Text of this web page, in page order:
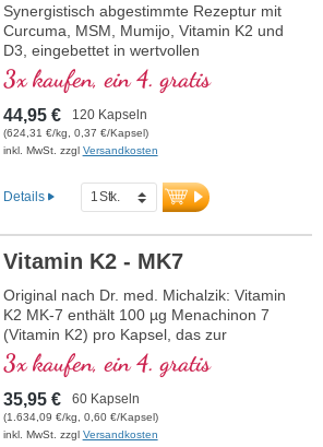
Synergistisch abgestimmte Rezeptur mit
Curcuma, MSM, Mumijo, Vitamin K2 und
D3, eingebettet in wertvollen
Phospholipiden. Sango-Koralle mit
Magnesium und Calcium, welches zum
Erhalt normaler Knochen beiträgt.
3x kaufen, ein 4. gratis
44,95 € 120 Kapseln
(624,31 €/kg, 0,37 €/Kapsel)
inkl. MwSt. zzgl Versandkosten
Details
Vitamin K2 - MK7
Original nach Dr. med. Michalzik: Vitamin
K2 MK-7 enthält 100 µg Menachinon 7
(Vitamin K2) pro Kapsel, das zur
Aufrechterhaltung normaler Knochen und
einer normalen Blutgerinnung beiträgt. Mit
einem >99 % all-trans MK-7-Gehalt aus
Nattoextrakt, ist es besonders
bioverfügbar. Ergänzt mit Vitamin D3,
3x kaufen, ein 4. gratis
35,95 € 60 Kapseln
(1.634,09 €/kg, 0,60 €/Kapsel)
inkl. MwSt. zzgl Versandkosten